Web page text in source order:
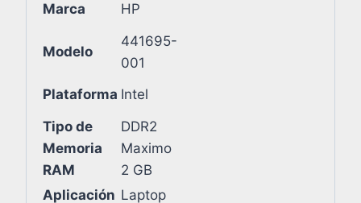
Marca HP
Modelo
441695-
001
Plataforma Intel
Tipo de
Memoria
RAM
DDR2
Maximo
2 GB
Aplicación Laptop